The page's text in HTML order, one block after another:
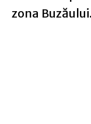
zona Buzăului.